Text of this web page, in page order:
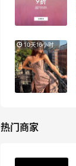
10天16小时
热门商家